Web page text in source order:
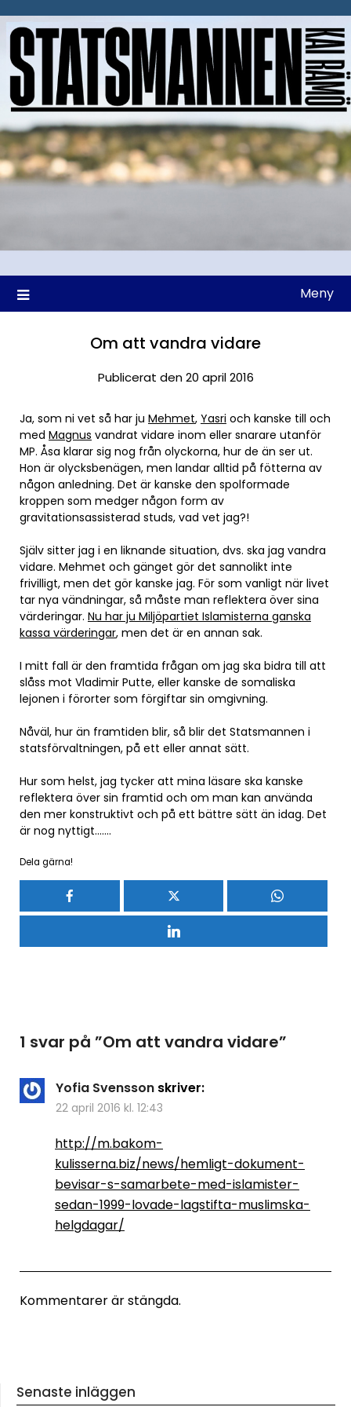
till
Meny
Om att vandra vidare
Publicerat den 20 april 2016
Ja, som ni vet så har ju Mehmet, Yasri och kanske till och
med Magnus vandrat vidare inom eller snarare utanför
MP. Åsa klarar sig nog från olyckorna, hur de än ser ut.
Hon är olycksbenägen, men landar alltid på fötterna av
någon anledning. Det är kanske den spolformade
kroppen som medger någon form av
gravitationsassisterad studs, vad vet jag?!
Själv sitter jag i en liknande situation, dvs. ska jag vandra
vidare. Mehmet och gänget gör det sannolikt inte
frivilligt, men det gör kanske jag. För som vanligt när livet
tar nya vändningar, så måste man reflektera över sina
värderingar. Nu har ju Miljöpartiet Islamisterna ganska
kassa värderingar, men det är en annan sak.
I mitt fall är den framtida frågan om jag ska bidra till att
slåss mot Vladimir Putte, eller kanske de somaliska
lejonen i förorter som förgiftar sin omgivning.
Nåväl, hur än framtiden blir, så blir det Statsmannen i
statsförvaltningen, på ett eller annat sätt.
Hur som helst, jag tycker att mina läsare ska kanske
reflektera över sin framtid och om man kan använda
den mer konstruktivt och på ett bättre sätt än idag. Det
är nog nyttigt…….
Dela gärna!
1 svar på ”Om att vandra vidare”
Yofia Svensson skriver:
22 april 2016 kl. 12:43
http://m.bakom-
kulisserna.biz/news/hemligt-dokument-
bevisar-s-samarbete-med-islamister-
sedan-1999-lovade-lagstifta-muslimska-
helgdagar/
Kommentarer är stängda.
Senaste inläggen